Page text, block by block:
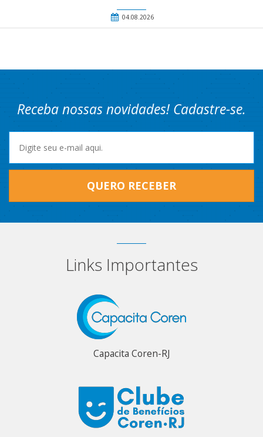
04.08.2026
Receba nossas novidades! Cadastre-se.
QUERO RECEBER
Links Importantes
Capacita Coren-RJ